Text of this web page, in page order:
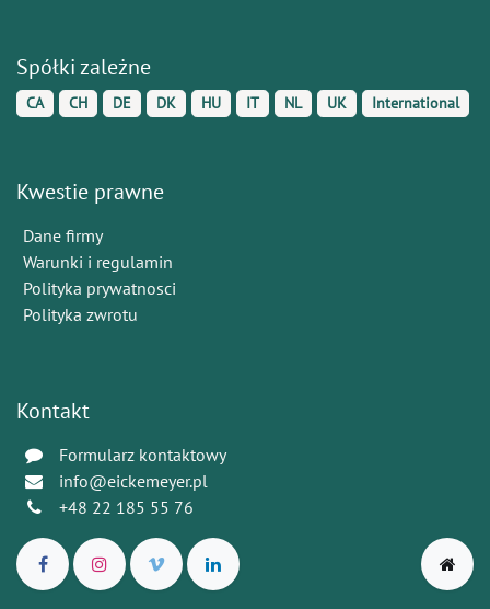
Spółki zależne
CA CH DE DK HU IT NL UK International
Kwestie prawne
Dane firmy
Warunki i regulamin
Polityka prywatnosci
Polityka zwrotu
Kontakt
Formularz kontaktowy
info@eickemeyer.pl
+48 22 185 55 76